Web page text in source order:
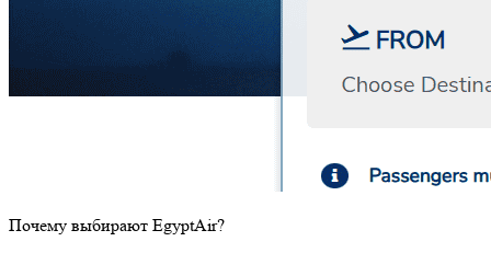
Почему выбирают EgyptAir?